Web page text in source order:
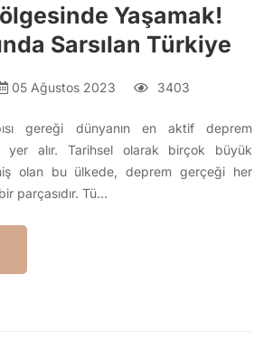
Yaşamak!
Sarsılan Türkiye
05 Ağustos 2023 3403
gereği dünyanın en aktif deprem
yer alır. Tarihsel olarak birçok büyük
olan bu ülkede, deprem gerçeği her
parçasıdır. Tü…